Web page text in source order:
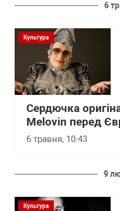
6
Культура
Сердючка
Melovin перед
6 травня, 10:43
9
Культура